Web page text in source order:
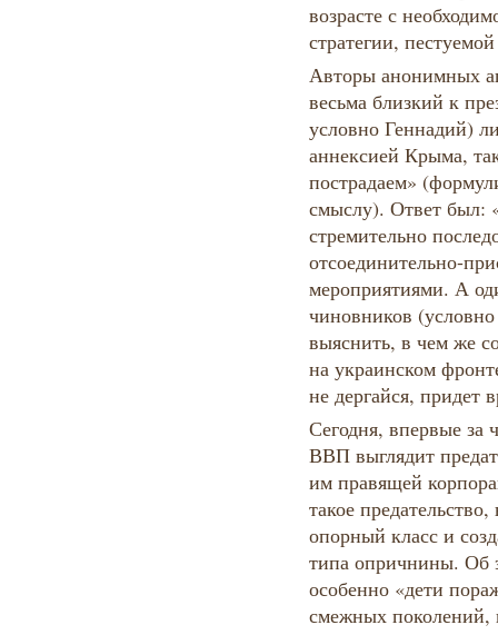
возрасте с
стратегии,
Авторы анонимных
весьма близкий к
условно Геннадий)
аннексией Крыма,
пострадаем»
смыслу). Ответ был:
стремительно
отсоединительно-
мероприятиями. А
чиновников
выяснить, в чем же
на украинском
не дергайся, придет
Сегодня, впервые за
ВВП выглядит
им правящей
такое
опорный класс и
типа опричнины. Об
особенно «дети
смежных поколений,